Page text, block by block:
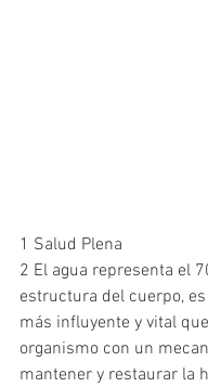
1 Salud Plena
2 El agua representa el
estructura del cuerpo,
más influyente y vital
organismo con un
mantener y restaurar la